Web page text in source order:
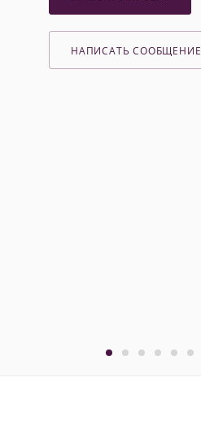
НАПИСАТЬ СООБЩЕНИЕ